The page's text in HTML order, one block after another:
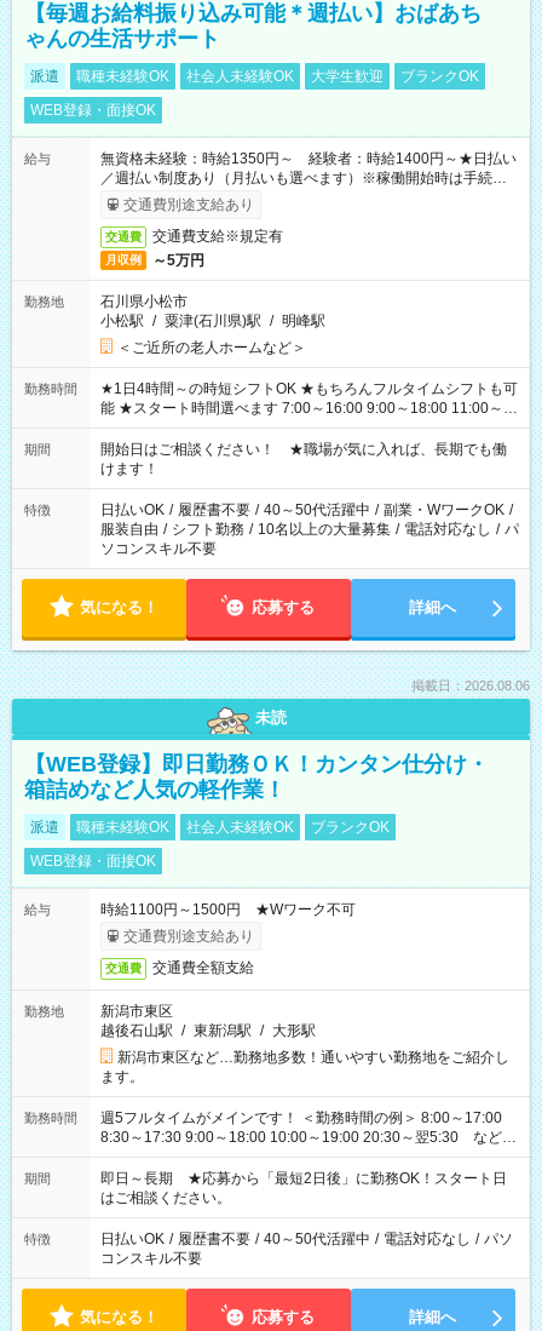
【毎週お給料振り込み可能＊週払い】おばあち
ゃんの生活サポート
派遣 職種未経験OK 社会人未経験OK 大学生歓迎
ブランクOK
WEB登録・面接OK
給与
無資格未経験：時給1350円～ 経験者：時給1400円～★日払い
／週払い制度あり（月払いも選べます）※稼働開始時は手続き完
了次第のお支払いとなります。
交通費別途支給あり
交通費 交通費支給※規定有
月収例 ～5万円
勤務地
石川県小松市
小松駅 / 粟津(石川県)駅 / 明峰駅
＜ご近所の老人ホームなど＞
勤務時間
★1日4時間～の時短シフトOK ★もちろんフルタイムシフトも可
能 ★スタート時間選べます 7:00～16:00 9:00～18:00 11:00～
20:00 など 残業なし！ ※Wワークの場合、他のお仕事と合わせ
週40時間超の就業はご案内できません ※法令に基づき、週20時
間以上勤務は社会保険への加入対象となります ※労働者派遣法
（日雇い派遣の原則禁止）により、短時間・短期間の就業はご
案内が難しい場合があります
期間
開始日はご相談ください！ ★職場が気に入れば、長期でも働
けます！
特徴 日払いOK / 履歴書不要 / 40～50代活躍中 / 副業・WワークOK /
服装自由 / シフト勤務 / 10名以上の大量募集 / 電話対応なし / パ
ソコンスキル不要
気になる！ 応募する 詳細へ
掲載日：2026.08.06
未読
【WEB登録】即日勤務ＯＫ！カンタン仕分け・
箱詰めなど人気の軽作業！
派遣 職種未経験OK 社会人未経験OK
ブランクOK
WEB登録・面接OK
給与
時給1100円～1500円 ★Wワーク不可
交通費別途支給あり
交通費 交通費全額支給
勤務地
新潟市東区
越後石山駅 / 東新潟駅 / 大形駅
新潟市東区など…勤務地多数！通いやすい勤務地をご紹介し
ます。
勤務時間
週5フルタイムがメインです！ ＜勤務時間の例＞ 8:00～17:00
8:30～17:30 9:00～18:00 10:00～19:00 20:30～翌5:30 など ★
その他にも勤務時間多数！ 日勤のみ、残業なし、交替制など
ご希望を教えてください！
期間
即日～長期 ★応募から「最短2日後」に勤務OK！スタート日
はご相談ください。
特徴 日払いOK / 履歴書不要 / 40～50代活躍中 / 電話対応なし / パソ
コンスキル不要
気になる！ 応募する 詳細へ